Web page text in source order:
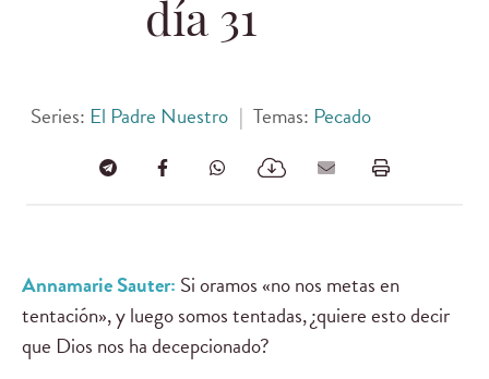
día 31
Series: El Padre Nuestro | Temas: Pecado
Annamarie Sauter: Si oramos «no nos metas en
tentación», y luego somos tentadas, ¿quiere esto decir
que Dios nos ha decepcionado?